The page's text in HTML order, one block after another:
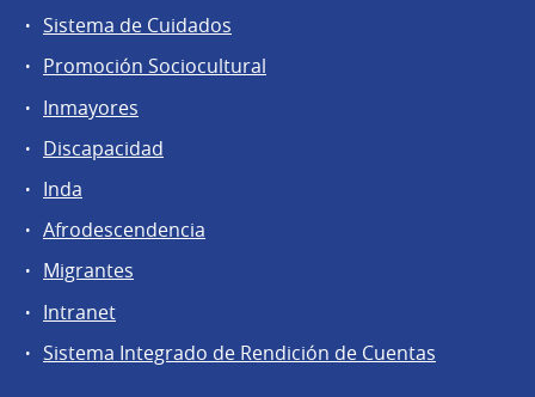
Sistema de Cuidados
Promoción Sociocultural
Inmayores
Discapacidad
Inda
Afrodescendencia
Migrantes
Intranet
Sistema Integrado de Rendición de Cuentas